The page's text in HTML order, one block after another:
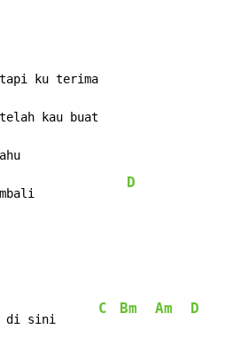
tuk kembali
D
usai di sini
C Bm Am D